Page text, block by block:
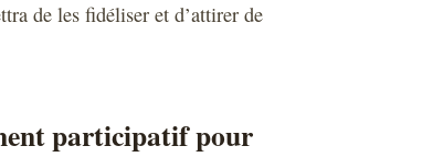
de les fidéliser et d’attirer de
participatif pour